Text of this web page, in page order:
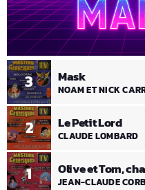
1 Olive et Tom,
JEAN-CLAUDE
2 Le Petit Lord
CLAUDE LOMBARD
3 Mask
NOAM ET NICK